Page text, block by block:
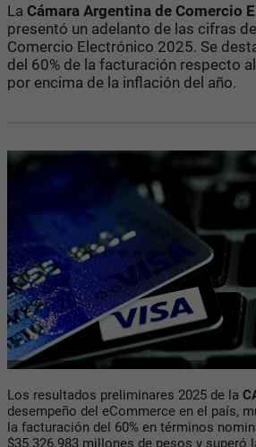
La Cámara Argentina de Comercio
presentó un adelanto de las cifras
Comercio Electrónico 2025. Se
del 60% de la facturación respecto
por encima de la inflación del año.
Los resultados preliminares 2025 de la
desempeño del eCommerce en el país,
la facturación del 60% en términos
$35.326.983 millones de pesos y superó